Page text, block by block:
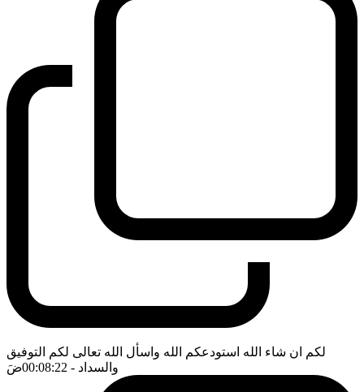
لكم ان شاء الله استودعكم الله واسأل الله تعالى لكم التوفيق
والسداد - 00:08:22 ضَ